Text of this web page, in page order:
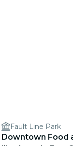
Fault Line Park
Downtown Food